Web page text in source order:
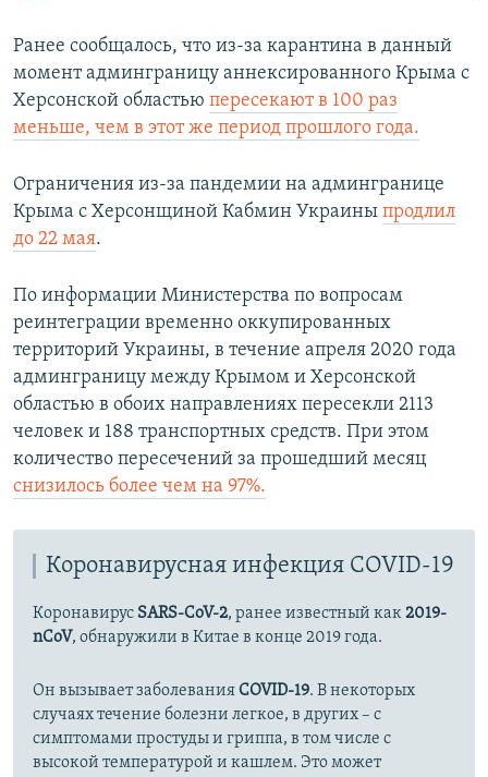
Ранее сообщалось, что из-за карантина в данный
момент админграницу аннексированного Крыма с
Херсонской областью пересекают в 100 раз
меньше, чем в этот же период прошлого года.
Ограничения из-за пандемии на админгранице
Крыма с Херсонщиной Кабмин Украины продлил
до 22 мая.
По информации Министерства по вопросам
реинтеграции временно оккупированных
территорий Украины, в течение апреля 2020 года
админграницу между Крымом и Херсонской
областью в обоих направлениях пересекли 2113
человек и 188 транспортных средств. При этом
количество пересечений за прошедший месяц
снизилось более чем на 97%.
Коронавирусная инфекция COVID-19
Коронавирус SARS-CoV-2, ранее известный как2019-
nCoV, обнаружили в Китае в конце 2019 года.
Он вызывает заболеванияCOVID-19. В некоторых
случаях течение болезни легкое, в других – с
симптомами простуды и гриппа, в том числе с
высокой температурой и кашлем. Это может